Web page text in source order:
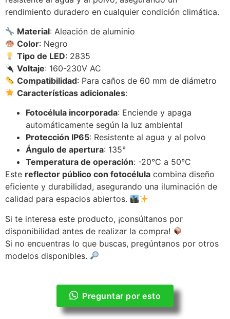
rendimiento duradero en cualquier condición climática.
Material: Aleación de aluminio
Color: Negro
Tipo de LED: 2835
Voltaje: 160-230V AC
Compatibilidad: Para caños de 60 mm de diámetro
Características adicionales:
Fotocélula incorporada: Enciende y apaga
automáticamente según la luz ambiental
Protección IP65: Resistente al agua y al polvo
Ángulo de apertura: 135°
Temperatura de operación: -20°C a 50°C
Este reflector público con fotocélula combina diseño
eficiente y durabilidad, asegurando una iluminación de
calidad para espacios abiertos.
Si te interesa este producto, ¡consúltanos por
disponibilidad antes de realizar la compra!
Si no encuentras lo que buscas, pregúntanos por otros
modelos disponibles.
Preguntar por esto